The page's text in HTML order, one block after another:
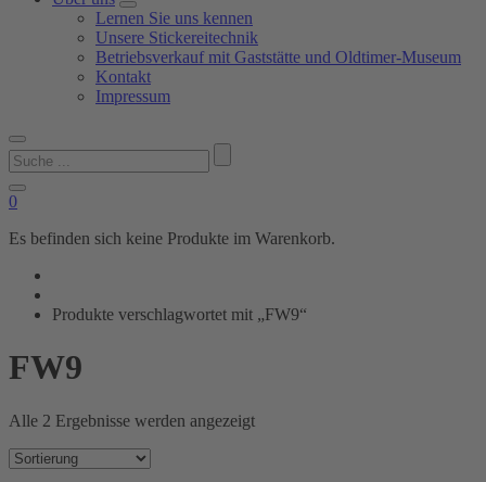
Lernen Sie uns kennen
Unsere Stickereitechnik
Betriebsverkauf mit Gaststätte und Oldtimer-Museum
Kontakt
Impressum
Suchen
nach:
0
Es befinden sich keine Produkte im Warenkorb.
Produkte verschlagwortet mit „FW9“
FW9
Alle 2 Ergebnisse werden angezeigt